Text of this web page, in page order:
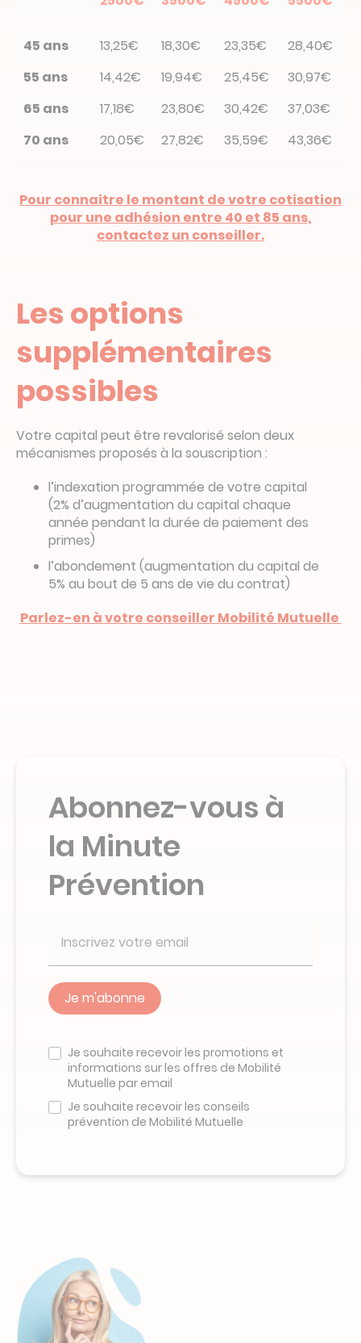
45 ans 13,25€ 18,30€ 23,35€
28,40€
55 ans
14,42€ 19,94€ 25,45€
30,97€
65 ans
17,18€ 23,80€ 30,42€
37,03€
70 ans
20,05€ 27,82€ 35,59€ 43,36€
Pour connaitre le montant de votre cotisation
pour une adhésion entre 40 et 85 ans,
contactez un conseiller.
Les options
supplémentaires
possibles
Votre capital peut être revalorisé selon deux
mécanismes proposés à la souscription :
l’indexation programmée de votre capital
(2% d’augmentation du capital chaque
année pendant la durée de paiement des
primes)
l’abondement (augmentation du capital de
5% au bout de 5 ans de vie du contrat)
Parlez-en à votre conseiller Mobilité Mutuelle
Abonnez-vous à
la Minute
Prévention
pas
remplir
champ
Je souhaite recevoir les promotions et
informations sur les offres de Mobilité
Mutuelle par email
Je souhaite recevoir les conseils
prévention de Mobilité Mutuelle